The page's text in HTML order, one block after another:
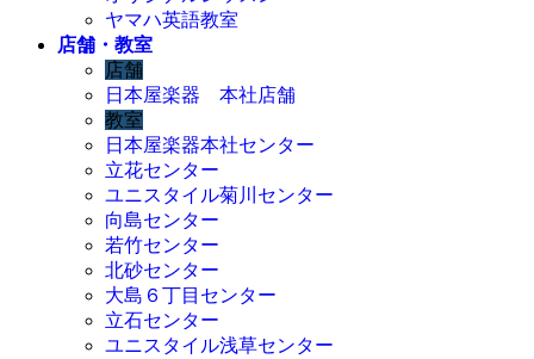
ヤマハ英語教室
店舗・教室
店舗
日本屋楽器 本社店舗
教室
日本屋楽器本社センター
立花センター
ユニスタイル菊川センター
向島センター
若竹センター
北砂センター
大島６丁目センター
立石センター
ユニスタイル浅草センター